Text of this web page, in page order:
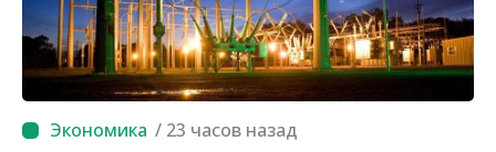
/ 23 часов назад